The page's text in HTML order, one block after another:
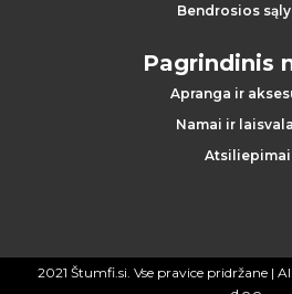
Bendrosios
Pagrindinis
Apranga ir
Namai ir
Atsiliepimai
2021 Štumfi.si. Vse pravice pridržane |